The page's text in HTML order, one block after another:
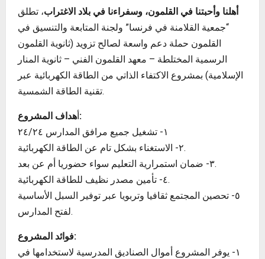
أهلنا وأحبتنا في القلمون، وسفراءنا في بلاد الاغتراب، تطلق
“جمعية القلامنة في فرنسا” ولجنة المتابعة والتنسيق في
القلمون حملة دعم واسعة لصالح تزويد (ثانوية القلمون
الرسمية المختلطة – معهد القلمون الفني – ثانوية المنار
الإسلامية) بمشروع الاكتفاء الذاتي من الطاقة الكهربائية عبر
تقنية الطاقة الشمسية.
هداف المشروع:
١- تشغيل جميع مرافق المدارس ٢٤/٢٤
٢- الاستغناء بشكل تام عن الطاقة الكهربائية.
٣- ضمان استمرارية التعليم سواء حضوريا أم عن بعد.
٤- تأمين مصدر نظيف للطاقة الكهربائية.
٥- تحصين المجتمع ثقافيا وتربويا عبر توفير السبل الأساسية
لفتح المدارس.
فوائد المشروع:
١- يوفر المشروع أموال الصناديق المدرسية لاستخدامها في